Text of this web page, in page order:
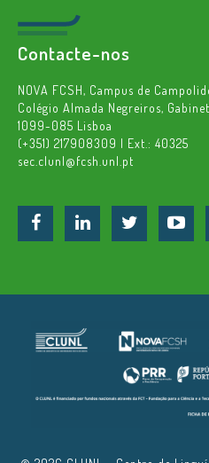
Contacte-nos
NOVA FCSH, Campus de
Colégio Almada Negreiros,
1099-085 Lisboa
(+351) 217908309 | Ext.: 40325
sec.clunl@fcsh.unl.pt